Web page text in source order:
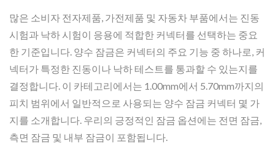
많은 소비자 전자제품, 가전제품 및 자동차 부품에서는 진동
시험과 낙하 시험이 응용에 적합한 커넥터를 선택하는 중요
한 기준입니다. 양수 잠금은 커넥터의 주요 기능 중 하나로, 커
넥터가 특정한 진동이나 낙하 테스트를 통과할 수 있는지를
결정합니다. 이 카테고리에서는 1.00mm에서 5.70mm까지의
피치 범위에서 일반적으로 사용되는 양수 잠금 커넥터 몇 가
지를 소개합니다. 우리의 긍정적인 잠금 옵션에는 전면 잠금,
측면 잠금 및 내부 잠금이 포함됩니다.